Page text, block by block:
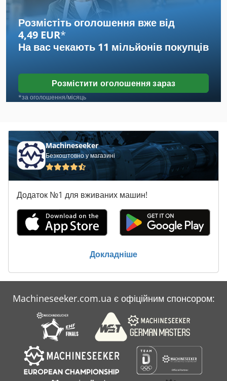
Case 821 C
Case 921 C
Case Cs 110
Case Cvx 1170
Case Cx 130
Case Cx 210
Case Cx 210 B
Case Cx 300 C
Case Cx 50
Case Sv 185
Case Wx 170
Case Міні Екскаватор
Kobelco
Розмістіть оголошення вже від
4,49 EUR*
На вас чекають 11 мільйонів покупців
Розмістити оголошення зараз
*за оголошення/місяць
Machineseeker
Безкоштовно у магазині
Додаток №1 для вживаних машин!
Докладніше
Machineseeker.com.ua є офіційним спонсором: